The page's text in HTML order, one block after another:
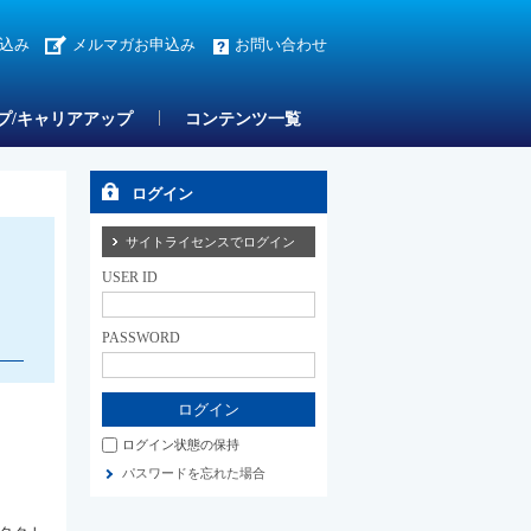
み メルマガお申込み お問い合わせ
/キャリアアップ コンテンツ一覧
ログイン
サイトライセンスでログイン
USER ID
PASSWORD
ログイン状態の保持
パスワードを忘れた場合